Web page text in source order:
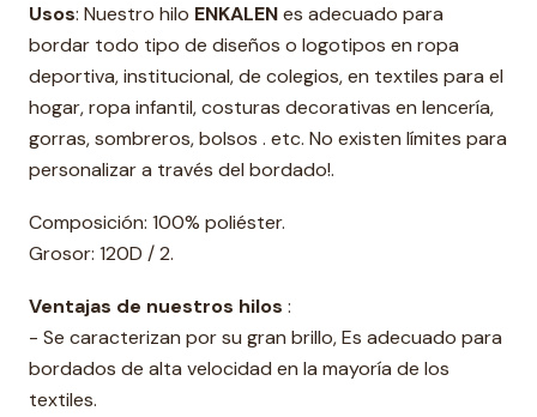
Usos: Nuestro hilo ENKALENes adecuado para
bordar todo tipo de diseños o logotipos en ropa
deportiva, institucional, de colegios, en textiles para el
hogar, ropa infantil, costuras decorativas en lencería,
gorras, sombreros, bolsos . etc. No existen límites para
personalizar a través del bordado!.
Composición: 100% poliéster.
Grosor: 120D / 2.
Ventajas de nuestros hilos :
- Se caracterizan por su gran brillo, Es adecuado para
bordados de alta velocidad en la mayoría de los
textiles.